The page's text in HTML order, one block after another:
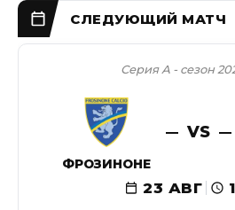
Серия А - сезон
ФРОЗИНОНЕ
VS
23 АВГ